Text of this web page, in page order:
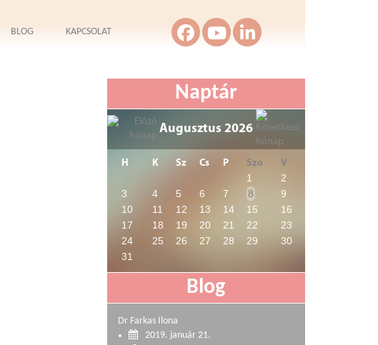
BLOG KAPCSOLAT
Naptár
Augusztus 2026
H K Sz Cs P Szo V
1
2
3
4 5 6 7 8
9
10
11 12 13 14 15
16
17
18 19 20 21 22
23
24
25 26 27 28 29
30
31
Blog
Dr Farkas Ilona
2019. január 21.